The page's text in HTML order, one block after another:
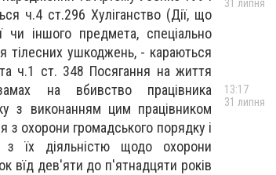
ч.4 ст.296 Хуліганство (Дії, що
чи іншого предмета, спеціально
тілесних ушкоджень, - караються
ч.1 ст. 348 Посягання на життя
на вбивство працівника
з виконанням цим працівником
охорони громадського порядку і
з їх діяльністю щодо охорони
вїд дев'яти до п'ятнадцяти років
31 липня
13:17
31 липня